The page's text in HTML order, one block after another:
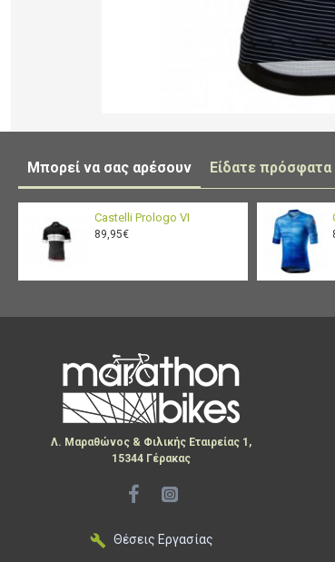
Μπορεί να σας αρέσουν Είδατε πρόσφατα
Castelli Prologo VI
89,95€
Λ. Μαραθώνος & Φιλικής Εταιρείας 1,
15344 Γέρακας
Θέσεις Εργασίας